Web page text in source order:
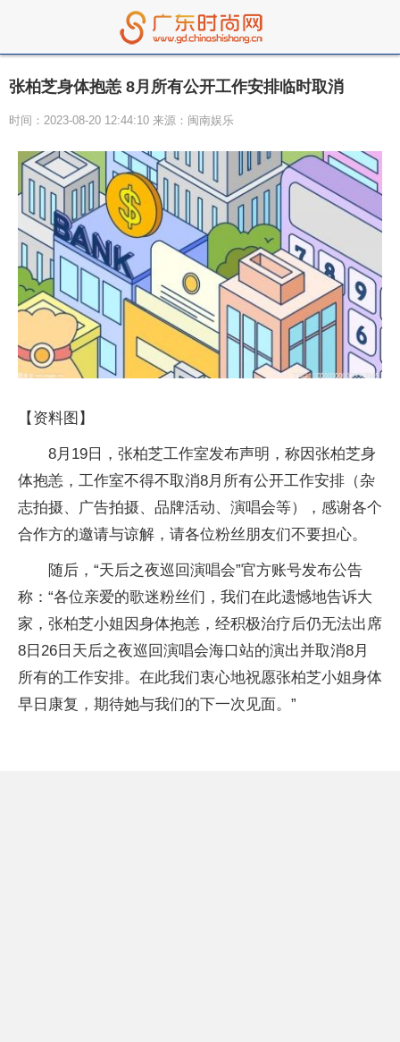
张柏芝身体抱恙 8月所有公开工作安排临时取消
时间：2023-08-20 12:44:10 来源：闽南娱乐
【资料图】
8月19日，张柏芝工作室发布声明，称因张柏芝身
体抱恙，工作室不得不取消8月所有公开工作安排（杂
志拍摄、广告拍摄、品牌活动、演唱会等），感谢各个
合作方的邀请与谅解，请各位粉丝朋友们不要担心。
随后，“天后之夜巡回演唱会”官方账号发布公告
称：“各位亲爱的歌迷粉丝们，我们在此遗憾地告诉大
家，张柏芝小姐因身体抱恙，经积极治疗后仍无法出席
8日26日天后之夜巡回演唱会海口站的演出并取消8月
所有的工作安排。在此我们衷心地祝愿张柏芝小姐身体
早日康复，期待她与我们的下一次见面。”